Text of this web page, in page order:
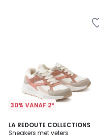
30% VANAF 2*
LA REDOUTE COLLECTIONS
Sneakers met veters
4.2
/ 5